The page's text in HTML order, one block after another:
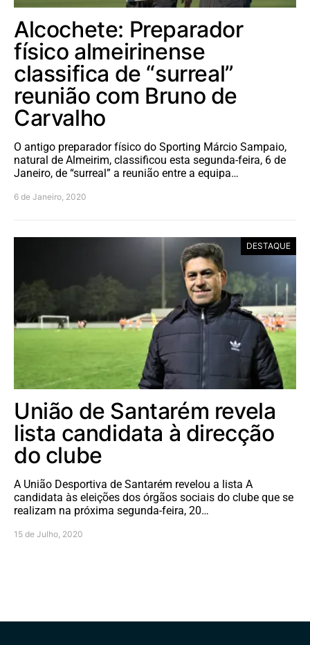
Alcochete: Preparador
físico almeirinense
classifica de “surreal”
reunião com Bruno de
Carvalho
O antigo preparador físico do Sporting Márcio Sampaio,
natural de Almeirim, classificou esta segunda-feira, 6 de
Janeiro, de “surreal” a reunião entre a equipa…
6 de Janeiro, 2020
DESTAQUE
União de Santarém revela
lista candidata à direcção
do clube
A União Desportiva de Santarém revelou a lista A
candidata às eleições dos órgãos sociais do clube que se
realizam na próxima segunda-feira, 20…
15 de Julho, 2020